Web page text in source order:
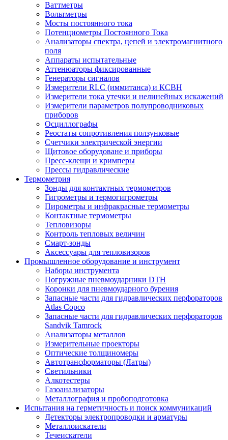
Ваттметры
Вольтметры
Мосты постоянного тока
Потенциометры Постоянного Тока
Анализаторы спектра, цепей и электромагнитного
поля
Аппараты испытательные
Аттенюаторы фиксированные
Генераторы сигналов
Измерители RLC (иммитанса) и КСВН
Измерители тока утечки и нелинейных искажений
Измерители параметров полупроводниковых
приборов
Осциллографы
Реостаты сопротивления ползунковые
Счетчики электрической энергии
Щитовое оборудоване и приборы
Пресс-клещи и кримперы
Прессы гидравлические
Термометрия
Зонды для контактных термометров
Гигрометры и термогигрометры
Пирометры и инфракрасные термометры
Контактные термометры
Тепловизоры
Контроль тепловых величин
Смарт-зонды
Аксессуары для тепловизоров
Промышленное оборудование и инструмент
Наборы инструмента
Погружные пневмоударники DTH
Коронки для пневмоударного бурения
Запасные части для гидравлических перфораторов
Atlas Copco
Запасные части для гидравлических перфораторов
Sandvik Tamrock
Анализаторы металлов
Измерительные проекторы
Оптические толщиномеры
Автотрансформаторы (Латры)
Светильники
Алкотестеры
Газоанализаторы
Металлография и пробоподготовка
Испытания на герметичность и поиск коммуникаций
Детекторы электропроводки и арматуры
Металлоискатели
Течеискатели